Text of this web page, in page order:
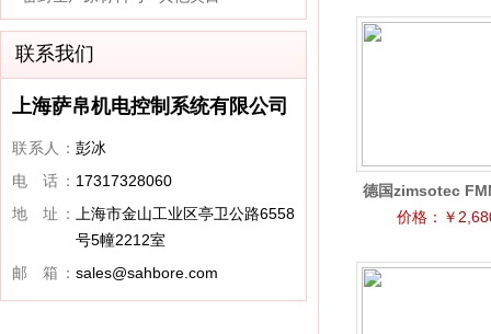
联系我们
上海萨帛机电控制系统有限公司
联系人： 彭冰
电 话： 17317328060
地 址：
上海市金山工业区亭卫公路6558
号5幢2212室
邮 箱： sales@sahbore.com
德国zimsotec
20p弹簧料仓装
价格：￥